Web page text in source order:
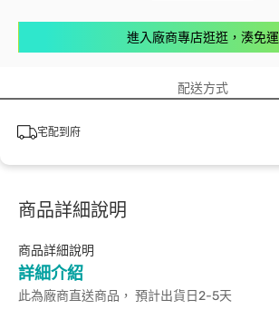
進入廠商專店逛逛，湊免運
配送方式
宅配到府
商品詳細說明
商品詳細說明
詳細介紹
此為廠商直送商品， 預計出貨日2-5天